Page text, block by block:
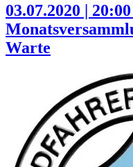
03.07.2020 |
Warte